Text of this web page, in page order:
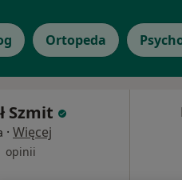
Ortopeda
Szmit
· Więcej
opinii